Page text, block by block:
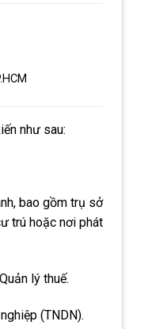
như sau:
bao gồm trụ sở
trú hoặc nơi phát
lý thuế.
(TNDN).